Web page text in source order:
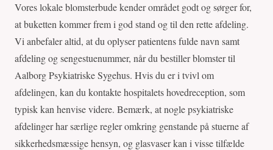
Vores lokale blomsterbude kender området godt og sørger for,
at buketten kommer frem i god stand og til den rette afdeling.
Vi anbefaler altid, at du oplyser patientens fulde navn samt
afdeling og sengestuenummer, når du bestiller blomster til
Aalborg Psykiatriske Sygehus. Hvis du er i tvivl om
afdelingen, kan du kontakte hospitalets hovedreception, som
typisk kan henvise videre. Bemærk, at nogle psykiatriske
afdelinger har særlige regler omkring genstande på stuerne af
sikkerhedsmæssige hensyn, og glasvaser kan i visse tilfælde